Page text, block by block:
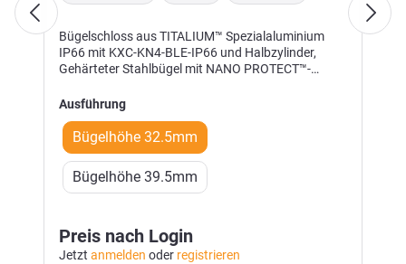
Bügelschloss aus TITALIUM™ Spezialaluminium
IP66 mit KXC-KN4-BLE-IP66 und Halbzylinder,
Gehärteter Stahlbügel mit NANO PROTECT™-
Schließzwang, Größe: 46.5x96,5x27mm,
Ausführung
Bügelhöhe 32.5mm
Bügelhöhe 39.5mm
Preis nach Login
Jetzt anmelden oder registrieren